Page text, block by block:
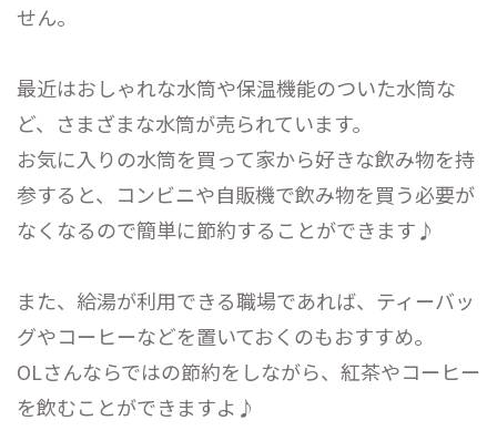
せん。
最近はおしゃれな水筒や保温機能のついた水筒な
ど、さまざまな水筒が売られています。
お気に入りの水筒を買って家から好きな飲み物を持
参すると、コンビニや自販機で飲み物を買う必要が
なくなるので簡単に節約することができます♪
また、給湯が利用できる職場であれば、ティーバッ
グやコーヒーなどを置いておくのもおすすめ。
OLさんならではの節約をしながら、紅茶やコーヒー
を飲むことができますよ♪